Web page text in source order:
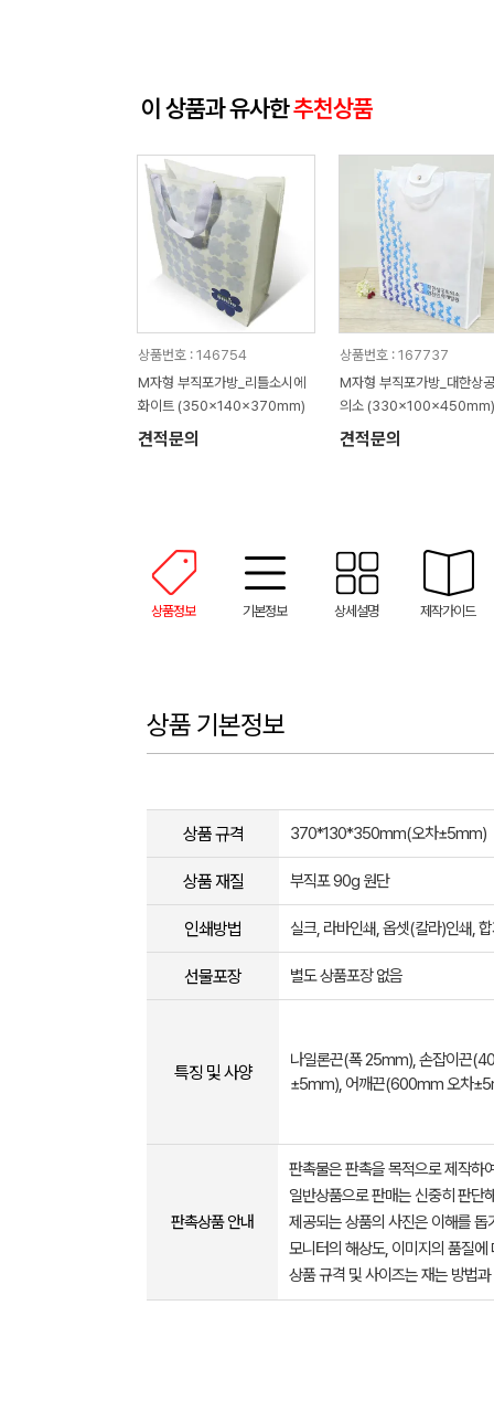
이 상품과 유사한추천상품
상품번호 : 146754
M자형 부직포가방_리틀소시에
화이트 (350x140x370mm)
견적문의
상품번호 : 167737
M자형 부직포가방_대한상
의소 (330x100x450mm)
견적문의
상품정보 기본정보 상세설명 제작가이드
상품 기본정보
상품 규격 370*130*350mm(오차±5mm)
상품 재질 부직포 90g 원단
인쇄방법 실크, 라바인쇄, 옵셋(칼라)인쇄,
선물포장 별도 상품포장 없음
특징 및 사양
나일론끈(폭 25mm), 손잡이끈
±5mm), 어깨끈(600mm 오차
판촉상품 안내
판촉물은 판촉을 목적으로 제작하
일반상품으로 판매는 신중히 판단
제공되는 상품의 사진은 이해를
모니터의 해상도, 이미지의 품질
상품 규격 및 사이즈는 재는 방법